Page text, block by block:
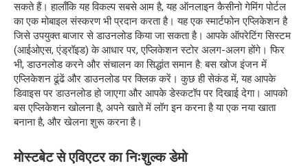
सकते हैं। हालाँकि यह विकल्प सबसे आम है, यह ऑनलाइन कैसीनो गेमिंग पोर्टल
का एक मोबाइल संस्करण भी प्रदान करता है। यह एक स्मार्टफोन एप्लिकेशन है
जिसे उपयुक्त बाजार से डाउनलोड किया जा सकता है। आपके ऑपरेटिंग सिस्टम
(आईओएस, एंड्रॉइड) के आधार पर, एप्लिकेशन स्टोर अलग-अलग होंगे। फिर
भी, डाउनलोड करने और संचालन का सिद्धांत समान है: बस खोज इंजन में
एप्लिकेशन ढूंढें और डाउनलोड पर क्लिक करें। कुछ ही सेकंड में, यह आपके
डिवाइस पर डाउनलोड हो जाएगा और आपके डेस्कटॉप पर दिखाई देगा। आपको
बस एप्लिकेशन खोलना है, अपने खाते में लॉग इन करना है या एक नया खाता
बनाना है, और खेलना शुरू करना है।
मोस्टबेट से एविएटर का निःशुल्क डेमो